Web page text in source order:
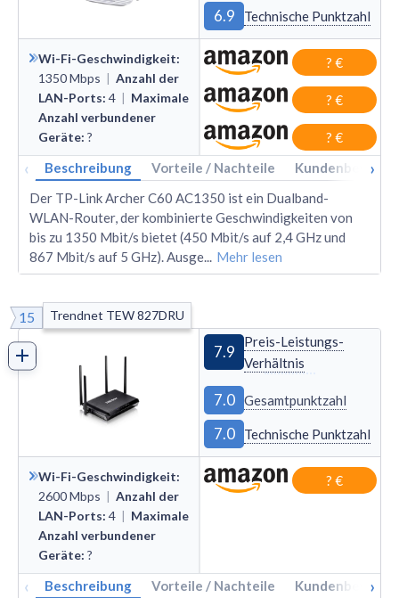
6.9 Technische Punktzahl
Wi-Fi-Geschwindigkeit:
1350Mbps | Anzahl der
LAN-Ports: 4 | Maximale
Anzahl verbundener
Geräte: ?
? €
? €
? €
‹ Beschreibung Vorteile / Nachteile ›
Der TP-Link Archer C60 AC1350 ist ein Dualband-
WLAN-Router, der kombinierte Geschwindigkeiten von
bis zu 1350 Mbit/s bietet (450 Mbit/s auf 2,4 GHz und
867 Mbit/s auf 5 GHz). Ausge... Mehr lesen
15 Trendnet TEW 827DRU
7.9
Preis-Leistungs-
Verhältnis
7.0 Gesamtpunktzahl
7.0 Technische Punktzahl
Wi-Fi-Geschwindigkeit:
2600Mbps | Anzahl der
LAN-Ports: 4 | Maximale
Anzahl verbundener
Geräte: ?
? €
‹ Beschreibung Vorteile / Nachteile ›